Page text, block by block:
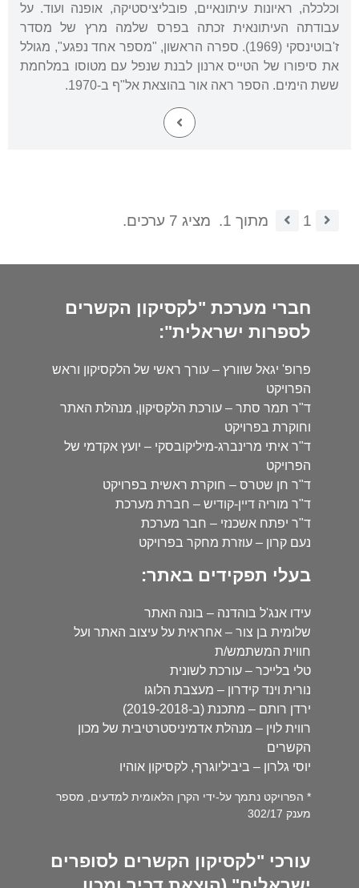
וכלכלה, ראיונות עיתונאיים, פובליציסטיקה, אופנה ועוד. על
עבודתה העיתונאית זכתה בפרס שלמה מרץ של מסדר
ז'בוטינסקי (1969). ספרה הראשון, "מספר אחד נפגע", מגולל
את סיפורו של הטייס ארנון לבנת שנפל עם מטוסו במלחמת
ששת הימים. הספר ראה אור בהוצאת אל"ף ב-1970.
1 מתוך 1. מציג 7 ערכים.
חברי מערכת "לקסיקון הקשרים
לספרות ישראלית":
פרופ' יגאל שוורץ – עורך ראשי של הלקסיקון וראש
הפרויקט
ד"ר תמר סתר – עורכת הלקסיקון, מנהלת האתר
וחוקרת בפרויקט
ד"ר איתי מרינברג-מיליקובסקי – יועץ אקדמי של
הפרויקט
ד"ר חן שטרס – חוקרת ראשית בפרויקט
ד"ר מוריה דיין-קודיש – חברת מערכת
ד"ר יפתח אשכנזי – חבר מערכת
נעם קרון – עוזרת מחקר בפרויקט
בעלי תפקידים באתר:
עידו אנג'ל בוהדנה – בונה האתר
שלומית בן צור – אחראית על עיצוב האתר ועל
חווית המשתמש/ת
טלי בלייכר – עורכת לשונית
נורית וינד קידרון – מעצבת הלוגו
ירדן רותם – מתכנת (ב-2019-2018)
רווית לוין – מנהלת אדמיניסטרטיבית של מכון
הקשרים
יוסי גלרון – ביביליוגרף, לקסיקון אוהיו
* הפרויקט נתמך על-ידי הקרן הלאומית למדעים, מספר
מענק 302/17
עורכי "לקסיקון הקשרים לסופרים